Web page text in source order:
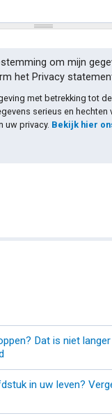
om mijn
het Privacy
met betrekking tot
serieus en hechten
uw privacy. Bekijk hier
Dat is niet langer
in uw leven?